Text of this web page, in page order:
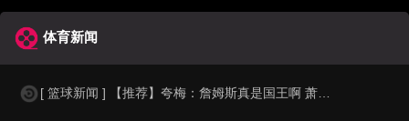
体育新闻
[ 篮球新闻 ] 【推荐】夸梅：詹姆斯真是国王啊 萧华都得听他的 新赛季日程安